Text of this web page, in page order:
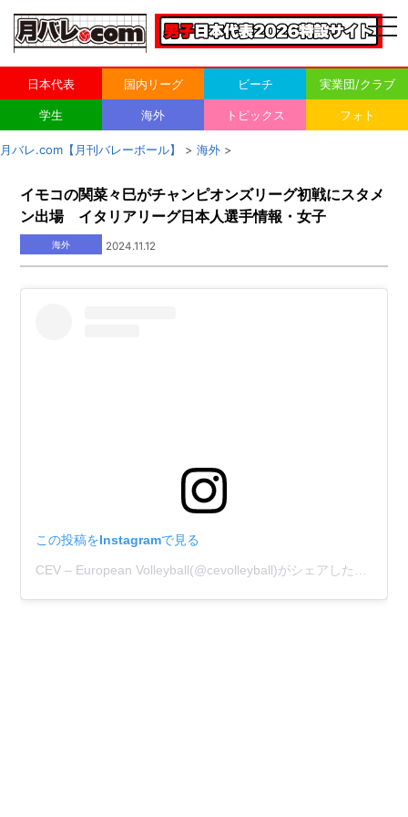
日本代表 国内リーグ ビーチ 実業団/クラブ
学生 海外 トピックス フォト
月バレ.com【月刊バレーボール】 > 海外 >
イモコの関菜々巳がチャンピオンズリーグ初戦にスタメ
ン出場 イタリアリーグ日本人選手情報・女子
海外 2024.11.12
この投稿をInstagramで見る
CEV – European Volleyball(@cevolleyball)がシェアした投稿